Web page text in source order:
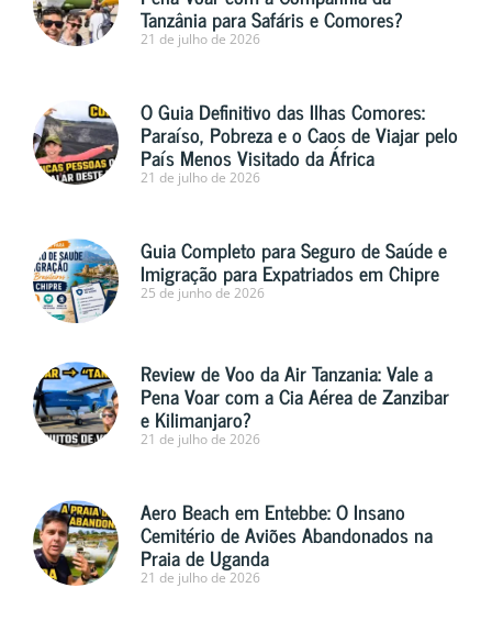
Tanzânia para Safáris e Comores?
21 de julho de 2026
O Guia Definitivo das Ilhas Comores:
Paraíso, Pobreza e o Caos de Viajar pelo
País Menos Visitado da África
21 de julho de 2026
Guia Completo para Seguro de Saúde e
Imigração para Expatriados em Chipre
25 de junho de 2026
Review de Voo da Air Tanzania: Vale a
Pena Voar com a Cia Aérea de Zanzibar
e Kilimanjaro?
21 de julho de 2026
Aero Beach em Entebbe: O Insano
Cemitério de Aviões Abandonados na
Praia de Uganda
21 de julho de 2026